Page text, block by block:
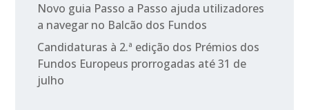
Novo guia Passo a Passo ajuda utilizadores
a navegar no Balcão dos Fundos
Candidaturas à 2.ª edição dos Prémios dos
Fundos Europeus prorrogadas até 31 de
julho